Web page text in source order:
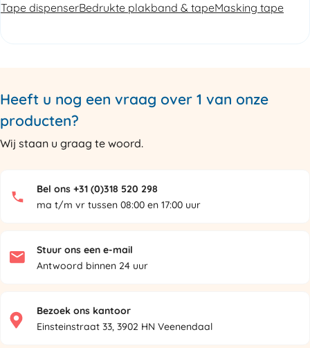
Tape dispenserBedrukte plakband & tapeMasking tape
Heeft u nog een vraag over 1 van onze
producten?
Wij staan u graag te woord.
Bel ons +31 (0)318 520 298
ma t/m vr tussen 08:00 en 17:00 uur
Stuur ons een e-mail
Antwoord binnen 24 uur
Bezoek ons kantoor
Einsteinstraat 33, 3902 HN Veenendaal